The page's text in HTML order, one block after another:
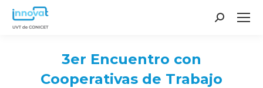
Search:
3er Encuentro con
Cooperativas de Trabajo